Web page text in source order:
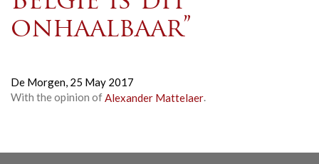
onhaalbaar”
De Morgen, 25 May 2017
With the opinion of Alexander Mattelaer.